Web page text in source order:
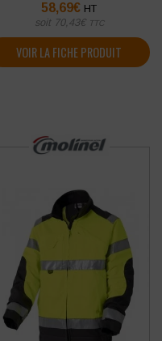
58,69€ HT
soit 70,43€ TTC
VOIR LA FICHE PRODUIT